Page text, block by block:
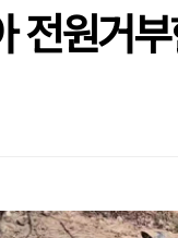
전원거